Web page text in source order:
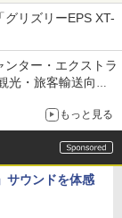
リズリーEPS XT-
ター・エクストラ
・旅客輸送向け
もっと見る
サウンドを体感